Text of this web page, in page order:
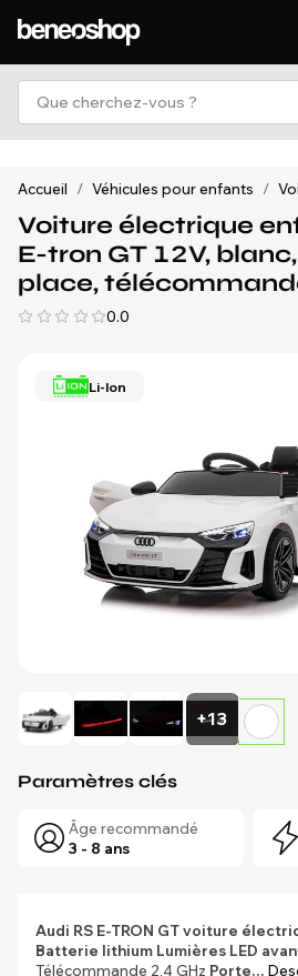
Accueil / Véhicules pour enfants /
Voiture électrique
E-tron GT 12V,
place,
0.0
Li-Ion
+13
Paramètres clés
Âge recommandé
3 - 8 ans
Audi RS E-TRON GT voiture
Batterie lithium Lumières LED
Télécommande 2,4 GHz Porte…